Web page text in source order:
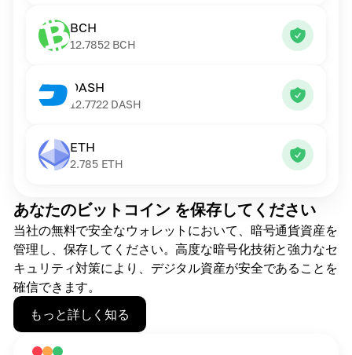
あなたのビットコイン を保存してください
当社の無料で安全なウォレットにおいて、暗号通貨資産を
管理し、保存してください。高度な暗号化技術と強力なセ
キュリティ対策により、デジタル資産が安全であることを
確信できます。
もっと詳しく知る
BCH
12.7852 BCH
DASH
12.7722 DASH
ETH
2.785 ETH